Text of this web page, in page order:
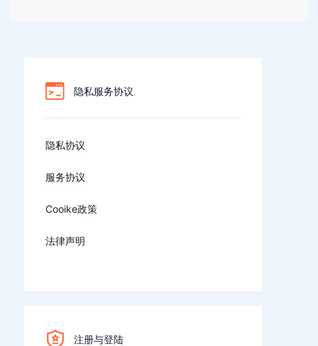
隐私服务协议
隐私协议
服务协议
Cooike政策
法律声明
注册与登陆